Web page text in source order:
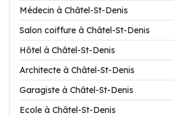
Médecin à Châtel-St-Denis
Salon coiffure à Châtel-St-Denis
Hôtel à Châtel-St-Denis
Architecte à Châtel-St-Denis
Garagiste à Châtel-St-Denis
Ecole à Châtel-St-Denis